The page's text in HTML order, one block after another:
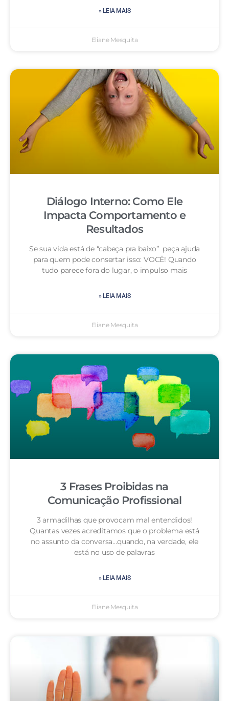
» LEIA MAIS
Eliane Mesquita
Diálogo Interno: Como Ele
Impacta Comportamento e
Resultados
Se sua vida está de “cabeça pra baixo” peça ajuda
para quem pode consertar isso: VOCÊ! Quando
tudo parece fora do lugar, o impulso mais
» LEIA MAIS
Eliane Mesquita
3 Frases Proibidas na
Comunicação Profissional
3 armadilhas que provocam mal entendidos!
Quantas vezes acreditamos que o problema está
no assunto da conversa…quando, na verdade, ele
está no uso de palavras
» LEIA MAIS
Eliane Mesquita